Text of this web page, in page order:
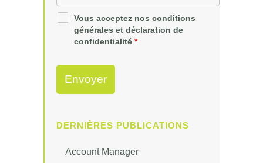
Vous acceptez nos conditions
générales et déclaration de
confidentialité *
DERNIÈRES PUBLICATIONS
Account Manager